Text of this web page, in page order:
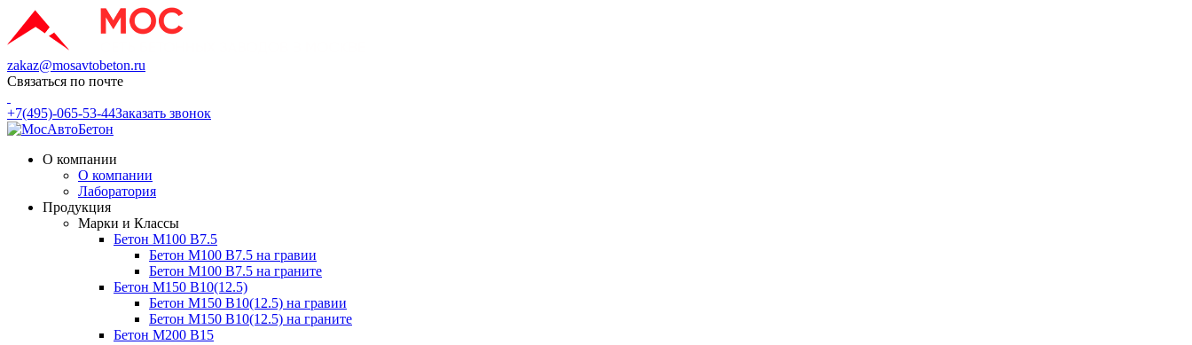
zakaz@mosavtobeton.ru
Связаться по почте
+7(495)-065-53-44Заказать звонок
О компании
О компании
Лаборатория
Продукция
Марки и Классы
Бетон М100 В7.5
Бетон М100 В7.5 на гравии
Бетон М100 В7.5 на граните
Бетон М150 В10(12.5)
Бетон М150 В10(12.5) на гравии
Бетон М150 В10(12.5) на граните
Бетон М200 В15